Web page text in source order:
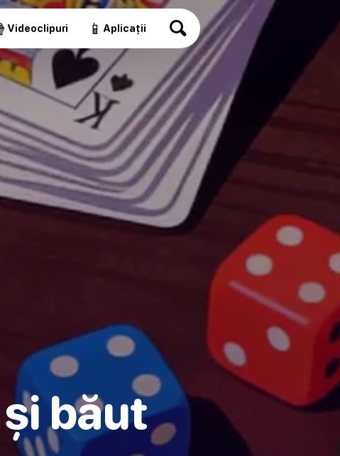
Videoclipuri 📱 Aplicații
băut